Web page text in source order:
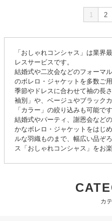
1 2
「おしゃれコンシャス」は業界
レスサービスです。
結婚式や二次会などのフォーマ
のボレロ・ジャケットを多数ご
季節やドレスに合わせて袖の長
袖別」や、ベージュやブラック
「カラー」の絞り込みも可能です
結婚式やパーティ、謝恩会など
かなボレロ・ジャケットをはじ
ルな羽織ものまで、幅広い品ぞ
ス「おしゃれコンシャス」をお
カ